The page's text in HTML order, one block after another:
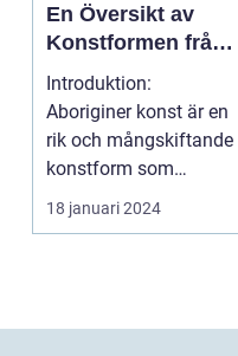
En Översikt av
Konstformen från
Australiens
Urinvånare
Introduktion:
Aboriginer konst är en
rik och mångskiftande
konstform som
härstammar från
Australiens...
18 januari 2024